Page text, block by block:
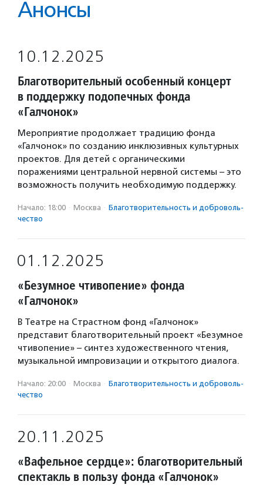
Анонсы
10.12.2025
Благотворительный особенный концерт
в поддержку подопечных фонда
«Галчонок»
Мероприятие продолжает традицию фонда
«Галчонок» по созданию инклюзивных культурных
проектов. Для детей с органическими
поражениями центральной нервной системы – это
возможность получить необходимую поддержку.
Начало: 18:00 · Москва · Благотвори­тель­ность и доброволь­
чест­во
01.12.2025
«Безумное чтивопение» фонда
«Галчонок»
В Театре на Страстном фонд «Галчонок»
представит благотворительный проект «Безумное
чтивопение» – синтез художественного чтения,
музыкальной импровизации и открытого диалога.
Начало: 20:00 · Москва · Благотвори­тель­ность и доброволь­
чест­во
20.11.2025
«Вафельное сердце»: благотворительный
спектакль в пользу фонда «Галчонок»